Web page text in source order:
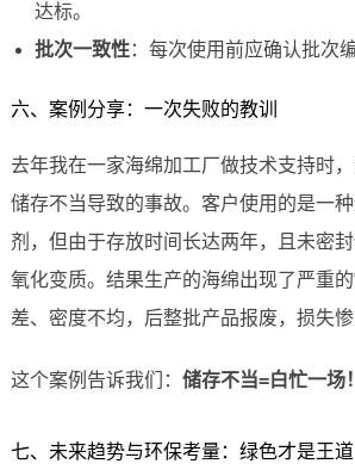
达标。
批次一致性：每次使用前应确认批次
六、案例分享：一次失败的教训
去年我在一家海绵加工厂做技术支持时
储存不当导致的事故。客户使用的是一
剂，但由于存放时间长达两年，且未密
氧化变质。结果生产的海绵出现了严重的
差、密度不均，后整批产品报废，损失惨
这个案例告诉我们： 储存不当=白忙一场！
七、未来趋势与环保考量：绿色才是王道